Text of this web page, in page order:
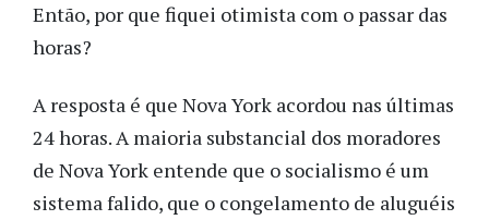
Então, por que fiquei otimista com o passar das
horas?
A resposta é que Nova York acordou nas últimas
24 horas. A maioria substancial dos moradores
de Nova York entende que o socialismo é um
sistema falido, que o congelamento de aluguéis